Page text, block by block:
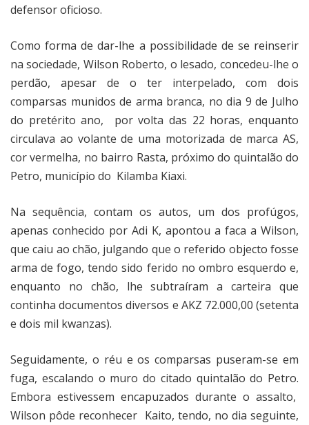
defensor oficioso.
Como forma de dar-lhe a possibilidade de se reinserir
na sociedade, Wilson Roberto, o lesado, concedeu-lhe o
perdão, apesar de o ter interpelado, com dois
comparsas munidos de arma branca, no dia 9 de Julho
do pretérito ano,
por volta das 22 horas, enquanto
circulava ao volante de uma motorizada de marca AS,
cor vermelha, no bairro Rasta, próximo do quintalão do
Petro, município do Kilamba Kiaxi.
Na sequência, contam os autos, um dos profúgos,
apenas conhecido por Adi K, apontou a faca a Wilson,
que caiu ao chão, julgando que o referido objecto fosse
arma de fogo, tendo sido ferido no ombro esquerdo e,
enquanto no chão, lhe subtraíram a carteira que
continha documentos diversos e AKZ 72.000,00 (setenta
e dois mil kwanzas).
Seguidamente, o réu e os comparsas puseram-se em
fuga, escalando o muro do citado quintalão do Petro.
Embora estivessem encapuzados durante o assalto,
Wilson pôde reconhecer Kaito, tendo, no dia seguinte,